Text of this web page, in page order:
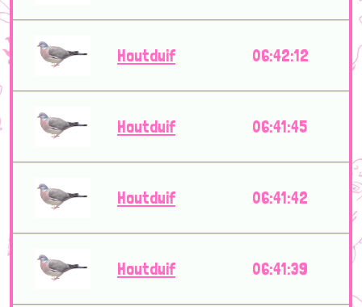
Houtduif 06:42:12
Houtduif 06:41:45
Houtduif 06:41:42
Houtduif 06:41:39